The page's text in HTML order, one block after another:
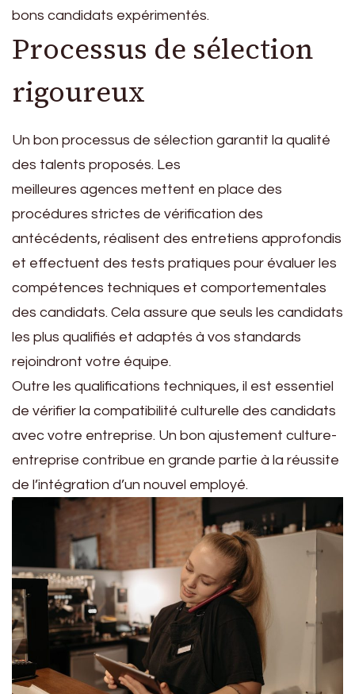
bons candidats expérimentés.
Processus de sélection
rigoureux
Un bon processus de sélection garantit la qualité
des talents proposés. Les
meilleures agences mettent en place des
procédures strictes de vérification des
antécédents, réalisent des entretiens approfondis
et effectuent des tests pratiques pour évaluer les
compétences techniques et comportementales
des candidats. Cela assure que seuls les candidats
les plus qualifiés et adaptés à vos standards
rejoindront votre équipe.
Outre les qualifications techniques, il est essentiel
de vérifier la compatibilité culturelle des candidats
avec votre entreprise. Un bon ajustement culture-
entreprise contribue en grande partie à la réussite
de l’intégration d’un nouvel employé.